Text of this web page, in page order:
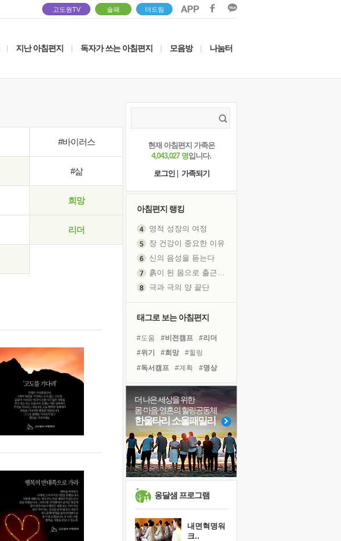
고도원TV 솔패 더드림
지난 아침편지 독자가 쓰는 아침편지 모음방 나눔터
#바이러스
#삶
희망
리더
현재 아침편지 가족은
4,043,027 명입니다.
로그인
가족되기
아침편지 랭킹
영적 성장의 여정
장 건강이 중요한 이유
신의 음성을 듣는다
흙이 된 몸으로 출근하는 여자
극과 극의 양 끝단
아픈 아버지를 위한 공간 설계
슬럼프
보고 싶은 어머니
유년 시절의 부산 영도 바다
못된 꼰대들
희망이란
'모른다'는 것
귀를 열고 마음을 내어주고
태그로 보는 아침편지
#도움 #비전캠프
#리더
#위기
#희망
#힐링
#독서캠프
#계획
#명상
#경험
#면역력
#극복
#선택
#바이러스
#삶
#유튜브
#나눔
#독서
#건강
#아이들 #사람
더 나은 세상을 위한
몸·마음·영혼의 힐링공동체
한울타리 소울패밀리
옹달샘 프로그램
건강명상법
내면혁명워
크..